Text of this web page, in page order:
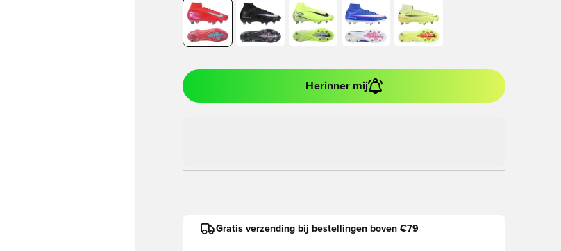
Herinner mij
Gratis verzending bij bestellingen boven €79